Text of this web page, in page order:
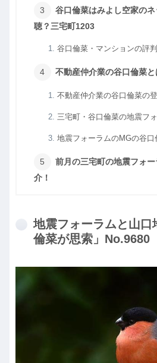
谷口倫菜はみよし空家の
聴？三宅町1203
谷口倫菜・マンションの評
不動産仲介業の谷口倫菜と
不動産仲介業の谷口倫菜の
三宅町・谷口倫菜の地震フ
地震フォーラムのMGの谷
前月の三宅町の地震フォ
介！
地震フォーラムと山口
倫菜が思索」No.9680